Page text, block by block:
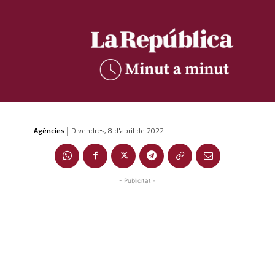
Agències | Divendres, 8 d'abril de 2022
- Publicitat -